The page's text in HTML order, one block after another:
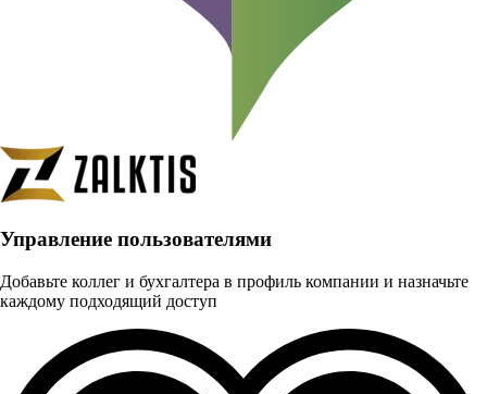
Управление пользователями
Добавьте коллег и бухгалтера в профиль компании и назначьте
каждому подходящий доступ